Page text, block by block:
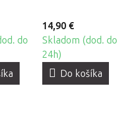
do
14,90 €
Skladom (dod. do
24h)
Do košíka